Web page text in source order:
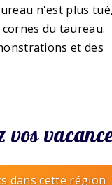
n'est plus
du taureau.
et des
vos
dans cette région